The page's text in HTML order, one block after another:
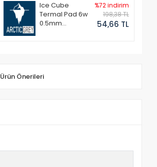
Ice Cube
Termal Pad 6w
0.5mm
%72 indirim
198,38 TL
54,66 TL
Ürün Önerileri